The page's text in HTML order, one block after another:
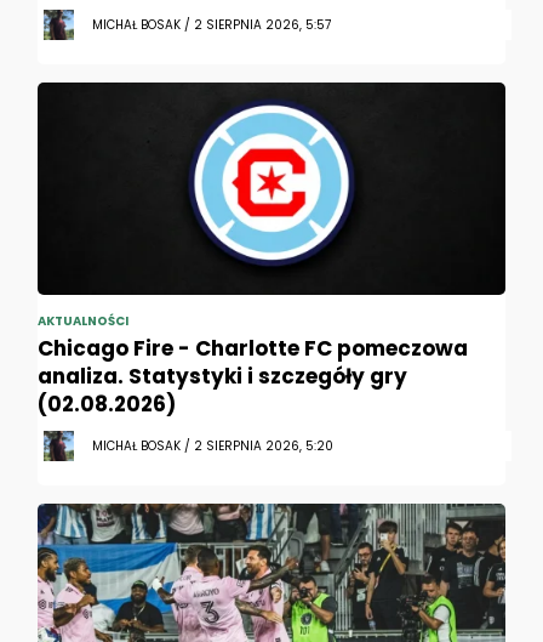
MICHAŁ BOSAK / 2 SIERPNIA 2026, 5:57
AKTUALNOŚCI
Chicago Fire - Charlotte FC pomeczowa
analiza. Statystyki i szczegóły gry
(02.08.2026)
MICHAŁ BOSAK / 2 SIERPNIA 2026, 5:20